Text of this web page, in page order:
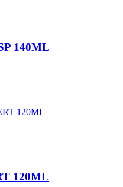
140ML
120ML